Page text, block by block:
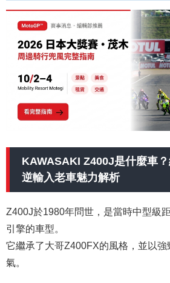
KAWASAKI Z400J是什麼車
逆輸入老車魅力解析
Z400J於1980年問世，是當時中型級
引擎的車型。
它繼承了大哥Z400FX的風格，並以強
氣。